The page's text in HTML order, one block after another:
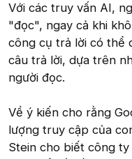
Với các truy vấn AI,
"đọc", ngay cả khi
công cụ trả lời có thể
câu trả lời, dựa trên
người đọc.
Về ý kiến cho rằng
lượng truy cập của
Stein cho biết công